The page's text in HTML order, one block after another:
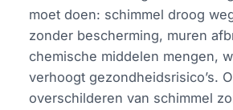
moet doen: schimmel droog
zonder bescherming, muren
chemische middelen mengen,
verhoogt gezondheidsrisico’s.
overschilderen van schimmel